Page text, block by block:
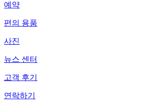
예약
편의 용품
사진
뉴스 센터
고객 후기
연락하기